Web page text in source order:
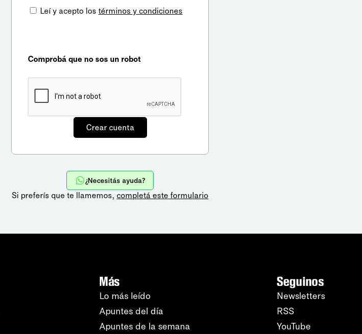
Leí y acepto los términos y condiciones
Comprobá que no sos un robot
¿Necesitás ayuda?
Si preferís que te llamemos, completá este formulario
Más
Lo más leído
Apuntes del día
Apuntes de la semana
Seguinos
Newsletters
RSS
YouTube